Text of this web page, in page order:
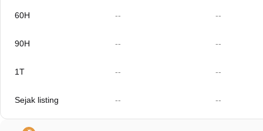
60H -- --
90H -- --
1T -- --
Sejak listing -- --